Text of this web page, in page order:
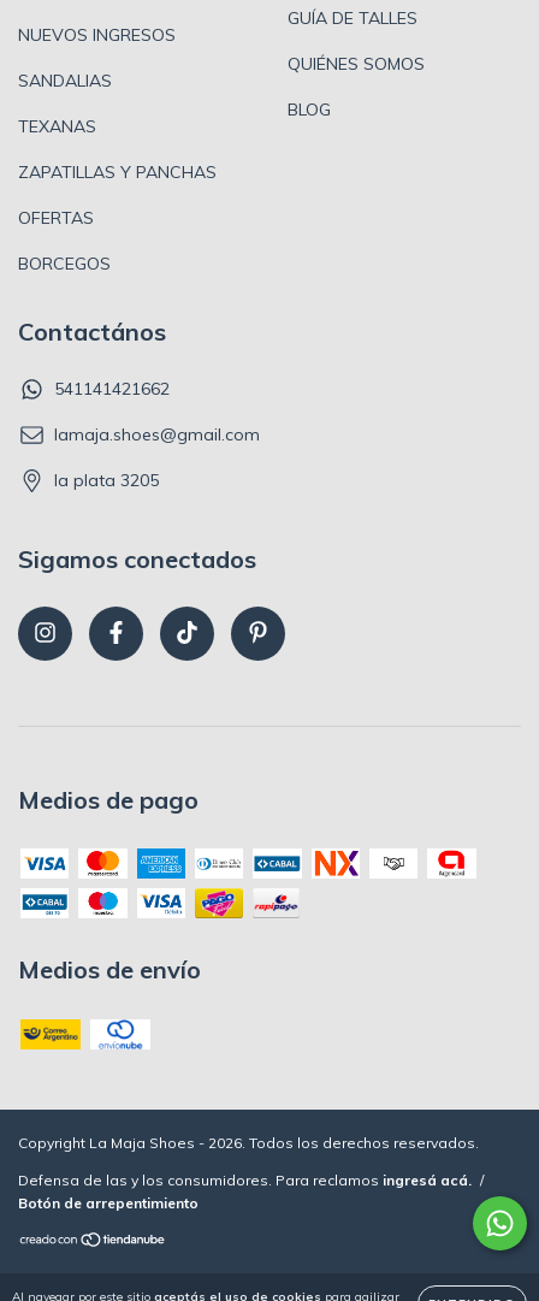
Al navegar por este sitio aceptás el uso de cookies para agilizar
NUEVOS INGRESOS
SANDALIAS
TEXANAS
ZAPATILLAS Y PANCHAS
OFERTAS
BORCEGOS
GUÍA DE TALLES
QUIÉNES SOMOS
BLOG
Contactános
541141421662
lamaja.shoes@gmail.com
la plata 3205
Sigamos conectados
Medios de pago
Medios de envío
Copyright La Maja Shoes - 2026. Todos los derechos reservados.
Defensa de las y los consumidores. Para reclamos ingresá acá. /
Botón de arrepentimiento